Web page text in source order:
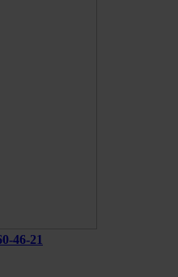
46-21